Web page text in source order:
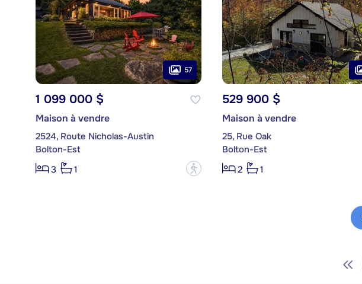
57
1 099 000 $
Maison à vendre
2524, Route Nicholas-Austin
Bolton-Est
3
1 ?
529 900 $
Maison à vendre
25, Rue Oak
Bolton-Est
2
1